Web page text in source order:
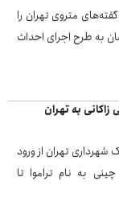
متروی تهران را
به طرح اجرای احداث
به تهران
تهران از ورود
به نام تراموا تا